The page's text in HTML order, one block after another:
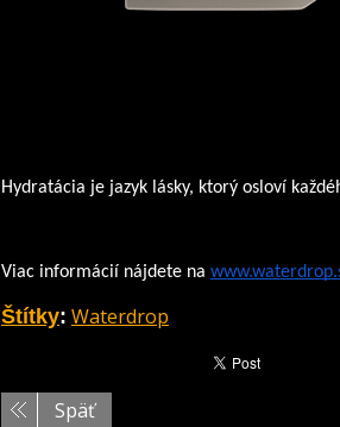
Hydratácia je jazyk lásky, ktorý osloví
Viac informácií nájdete na
Štítky: Waterdrop
Späť